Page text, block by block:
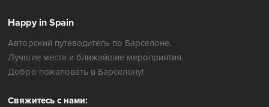
Happy in Spain
Авторский путеводитель по Барселоне.
Лучшие места и ближайшие мероприятия.
Добро пожаловать в Барселону!
Свяжитесь с нами: